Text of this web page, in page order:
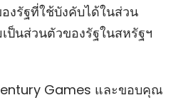
งรัฐที่ใช้บังคับได้ในส่วน
ป็นส่วนตัวของรัฐในสหรัฐฯ
Games และขอบคุณ